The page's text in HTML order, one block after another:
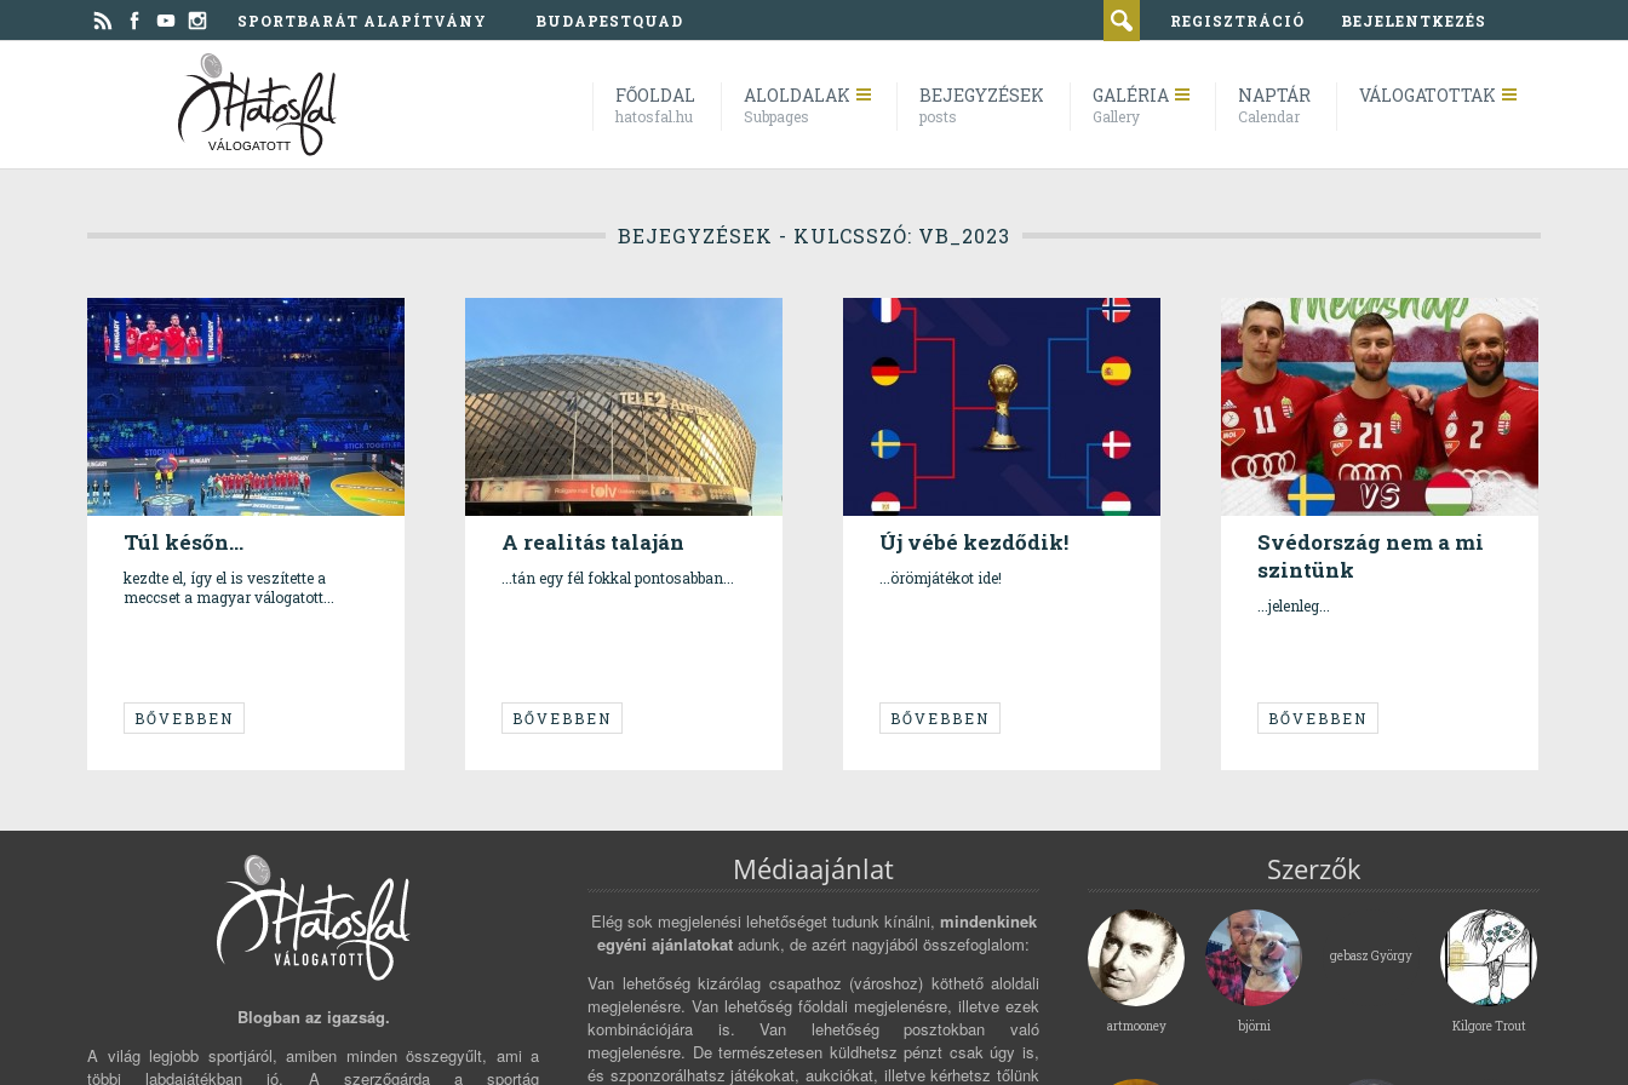
SPORTBARÁT ALAPÍTVÁNY BUDAPESTQUAD REGISZTRÁCIÓ BEJELENTKEZÉS
VÁLOGATOTT
FŐOLDAL
hatosfal.hu
ALOLDALAK
Subpages
BEJEGYZÉSEK
posts
GALÉRIA
Gallery
NAPTÁR
Calendar
VÁLOGATOTTAK
BEJEGYZÉSEK - KULCSSZÓ: VB_2023
Túl későn...
kezdte el, így el is veszítette a
meccset a magyar válogatott...
BŐVEBBEN
A realitás talaján
...tán egy fél fokkal pontosabban...
BŐVEBBEN
Új vébé kezdődik!
...örömjátékot ide!
BŐVEBBEN
Svédország nem a mi
szintünk
...jelenleg...
BŐVEBBEN
Blogban az igazság.
A világ legjobb sportjáról, amiben minden összegyűlt, ami a
többi labdajátékban jó. A szerzőgárda a sportág
Médiaajánlat
Elég sok megjelenési lehetőséget tudunk kínálni, mindenkinek
egyéni ajánlatokat adunk, de azért nagyjából összefoglalom:
Van lehetőség kizárólag csapathoz (városhoz) köthető aloldali
megjelenésre. Van lehetőség főoldali megjelenésre, illetve ezek
kombinációjára is. Van lehetőség posztokban való
megjelenésre. De természetesen küldhetsz pénzt csak úgy is,
és szponzorálhatsz játékokat, aukciókat, illetve kérhetsz tőlünk
Szerzők
artmooney björni
gebasz György
Kilgore Trout